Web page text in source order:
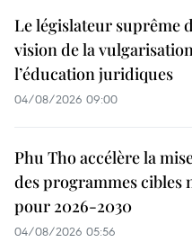
Le législateur suprême
vision de la
l’éducation juridiques
04/08/2026 09:00
Phu Tho accélère la
des programmes cibles
pour 2026-2030
04/08/2026 05:56